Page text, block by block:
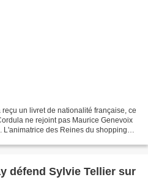
un livret de nationalité française, ce
ne rejoint pas Maurice Genevoix
des Reines du shopping
défend Sylvie Tellier sur